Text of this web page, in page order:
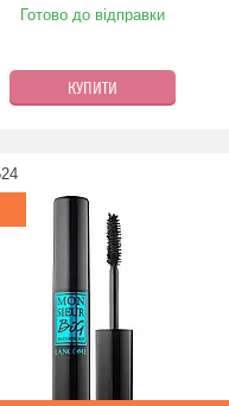
Готово до відправки
КУПИТИ